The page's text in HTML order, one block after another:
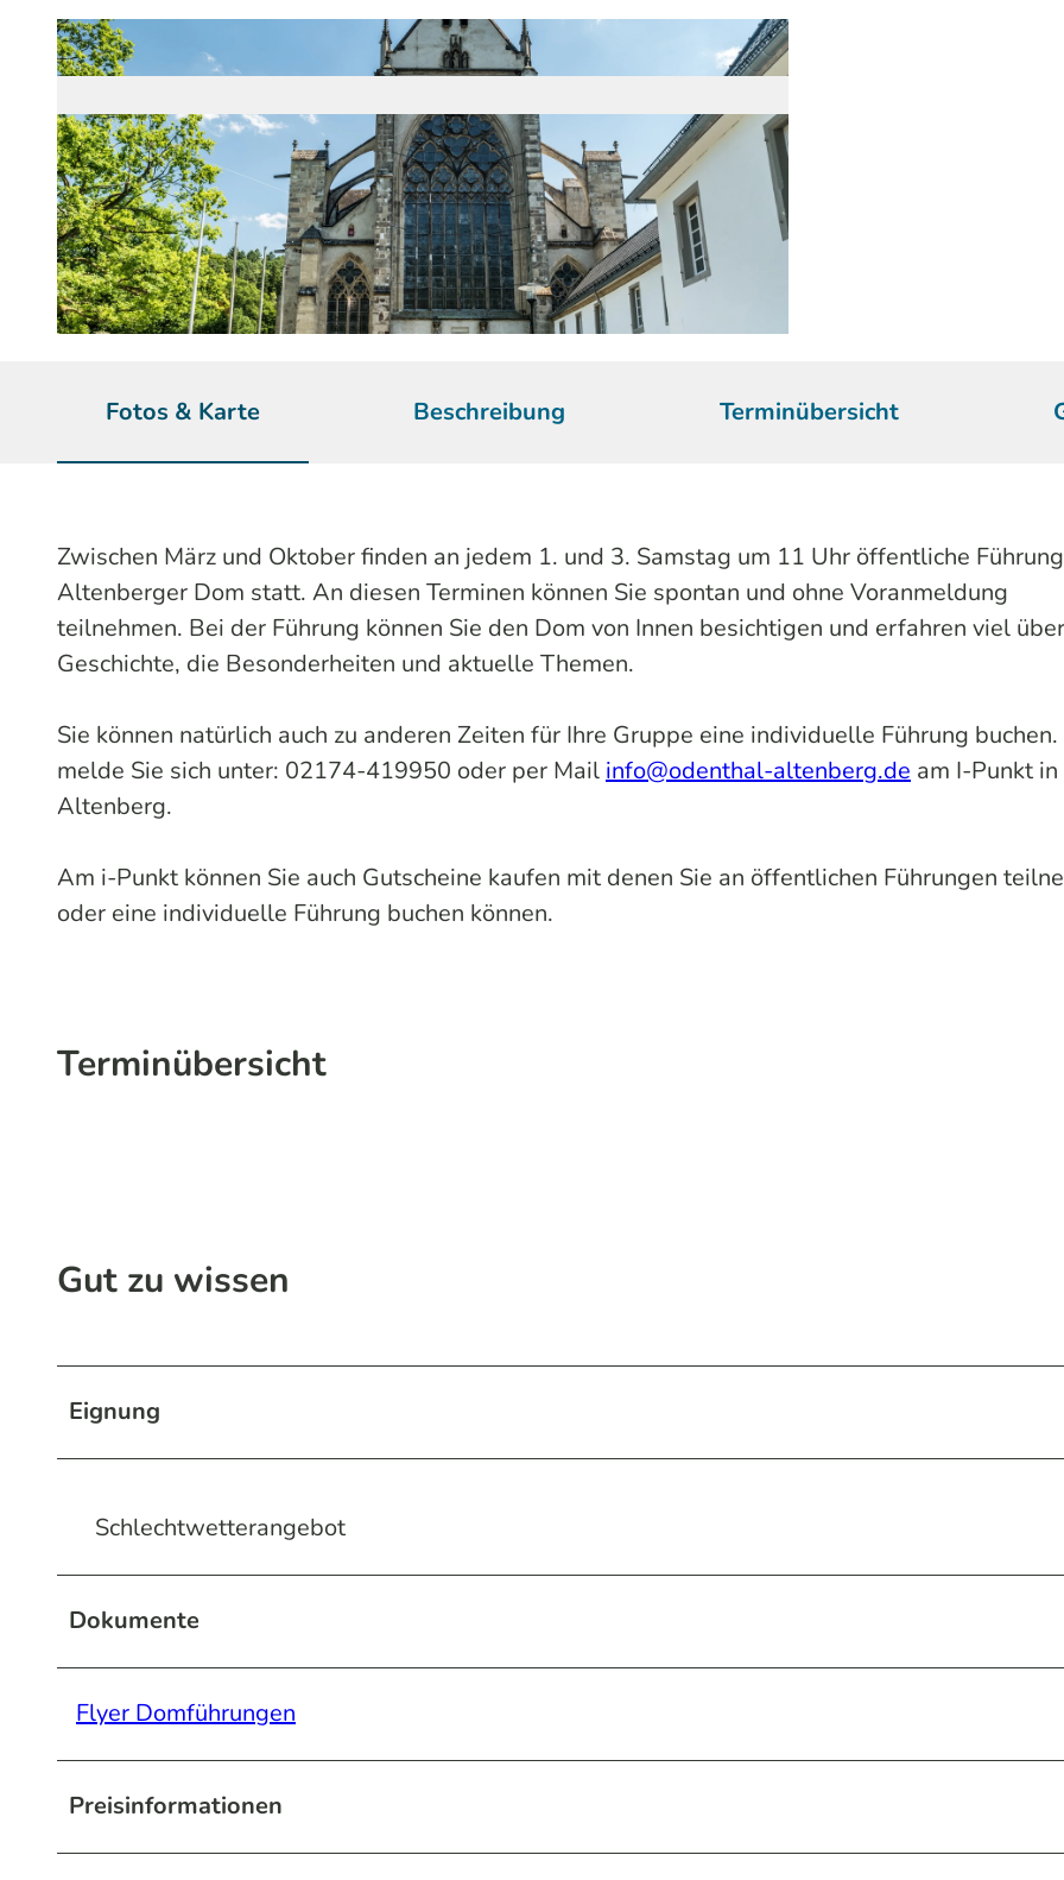
Fotos & Karte Beschreibung Terminübersicht
Zwischen März und Oktober finden an jedem 1. und 3. Samstag um 11 Uhr öffentliche
Altenberger Dom statt. An diesen Terminen können Sie spontan und ohne Voranmeldung
teilnehmen. Bei der Führung können Sie den Dom von Innen besichtigen und erfahren viel
Geschichte, die Besonderheiten und aktuelle Themen.
Sie können natürlich auch zu anderen Zeiten für Ihre Gruppe eine individuelle Führung
melde Sie sich unter: 02174-419950 oder per Mail info@odenthal-altenberg.de am I-Punkt in
Altenberg.
Am i-Punkt können Sie auch Gutscheine kaufen mit denen Sie an öffentlichen Führungen
oder eine individuelle Führung buchen können.
Terminübersicht
Gut zu wissen
Eignung
Schlechtwetterangebot
Dokumente
Flyer Domführungen
Preisinformationen